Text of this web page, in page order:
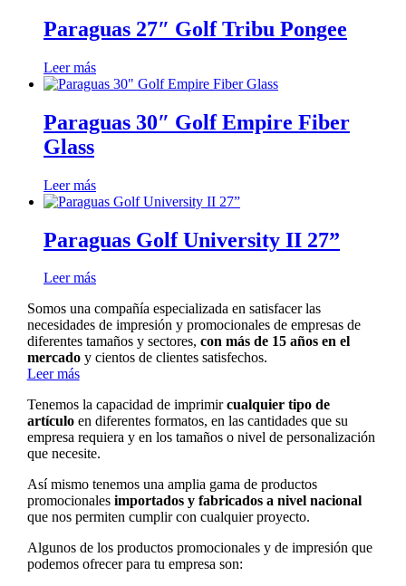
Paraguas 27″ Golf Tribu Pongee
Leer más
Paraguas 30″ Golf Empire Fiber
Glass
Leer más
Paraguas Golf University II 27”
Leer más
Somos una compañía especializada en satisfacer las
necesidades de impresión y promocionales de empresas de
diferentes tamaños y sectores, con más de 15 años en el
mercadoy cientos de clientes satisfechos.
Leer más
Tenemos la capacidad de imprimircualquier tipo de
artículoen diferentes formatos, en las cantidades que su
empresa requiera y en los tamaños o nivel de personalización
que necesite.
Así mismo tenemos una amplia gama de productos
promocionales importados y fabricados a nivel nacional
que nos permiten cumplir con cualquier proyecto.
Algunos de los productos promocionales y de impresión que
podemos ofrecer para tu empresa son: